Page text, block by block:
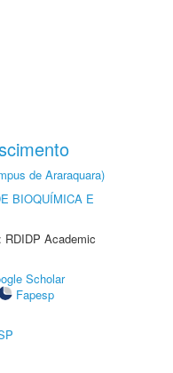
de Araraquara)
BIOQUÍMICA E
Academic
Scholar
Fapesp